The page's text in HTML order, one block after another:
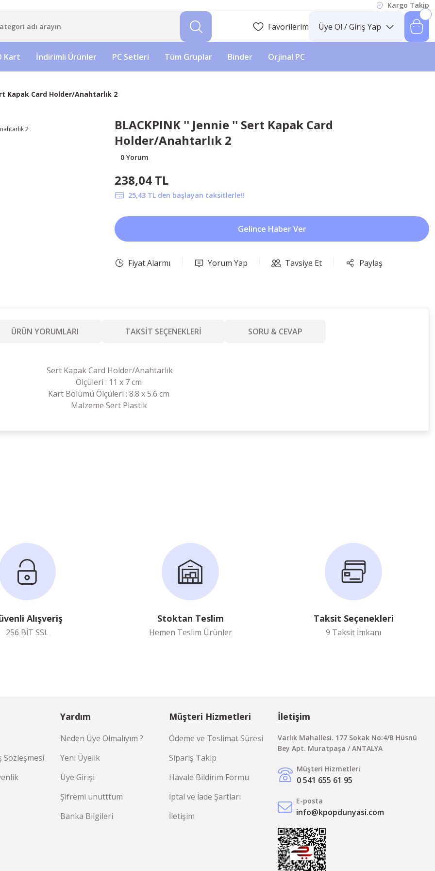
Kargo Takip
Favorilerim Üye Ol / Giriş Yap
Kart İndirimli Ürünler PC Setleri Tüm Gruplar Binder Orjinal PC
Kapak Card Holder/Anahtarlık 2
BLACKPINK '' Jennie '' Sert Kapak Card
Holder/Anahtarlık 2
0 Yorum
238,04 TL
25,43 TL den başlayan taksitlerle!!
Gelince Haber Ver
Fiyat Alarmı Yorum Yap Tavsiye Et Paylaş
ÜRÜN YORUMLARI TAKSİT SEÇENEKLERİ SORU & CEVAP
Sert Kapak Card Holder/Anahtarlık
Ölçüleri : 11 x 7 cm
Kart Bölümü Ölçüleri : 8.8 x 5.6 cm
Malzeme Sert Plastik
Alışveriş
256 BİT SSL
Stoktan Teslim
Hemen Teslim Ürünler
Taksit Seçenekleri
9 Taksit İmkanı
Sözleşmesi
Yardım
Neden Üye Olmalıyım ?
Yeni Üyelik
Üye Girişi
Şifremi unutttum
Banka Bilgileri
Müşteri Hizmetleri
Ödeme ve Teslimat Süresi
Sipariş Takip
Havale Bildirim Formu
İptal ve İade Şartları
İletişim
İletişim
Varlık Mahallesi. 177 Sokak No:4/B Hüsnü
Bey Apt. Muratpaşa / ANTALYA
Müşteri Hizmetleri
0 541 655 61 95
E-posta
info@kpopdunyasi.com